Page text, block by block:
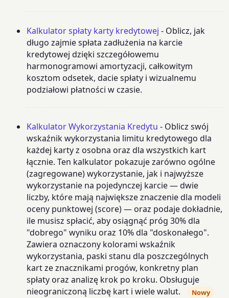
Kalkulator spłaty karty kredytowej - Oblicz, jak
długo zajmie spłata zadłużenia na karcie
kredytowej dzięki szczegółowemu
harmonogramowi amortyzacji, całkowitym
kosztom odsetek, dacie spłaty i wizualnemu
podziałowi płatności w czasie.
Kalkulator Wykorzystania Kredytu - Oblicz swój
wskaźnik wykorzystania limitu kredytowego dla
każdej karty z osobna oraz dla wszystkich kart
łącznie. Ten kalkulator pokazuje zarówno ogólne
(zagregowane) wykorzystanie, jak i najwyższe
wykorzystanie na pojedynczej karcie — dwie
liczby, które mają największe znaczenie dla modeli
oceny punktowej (score) — oraz podaje dokładnie,
ile musisz spłacić, aby osiągnąć próg 30% dla
"dobrego" wyniku oraz 10% dla "doskonałego".
Zawiera oznaczony kolorami wskaźnik
wykorzystania, paski stanu dla poszczególnych
kart ze znacznikami progów, konkretny plan
spłaty oraz analizę krok po kroku. Obsługuje
nieograniczoną liczbę kart i wiele walut.
Nowy